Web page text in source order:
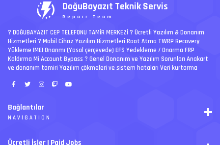
DoğuBayazıt Teknik Servis
Repair Team
? DOĞUBAYAZIT CEP TELEFONU TAMİR MERKEZİ ?️ Ücretli Yazılım & Donanım
Hizmetleri ? Mobil Cihaz Yazılım Hizmetleri Root Atma TWRP Recovery
Yükleme IMEI Onarımı (Yasal çerçevede) EFS Yedekleme / Onarma FRP
Kaldırma Mi Account Bypass ? Genel Donanım ve Yazılım Sorunları Anakart
ve donanım tamiri Yazılım çökmeleri ve sistem hataları Veri kurtarma
Bağlantılar
NAVIGATION
Ücretli İşler | Paid Jobs